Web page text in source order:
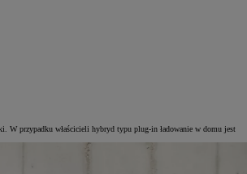
W przypadku właścicieli hybryd typu plug-in ładowanie w domu jest